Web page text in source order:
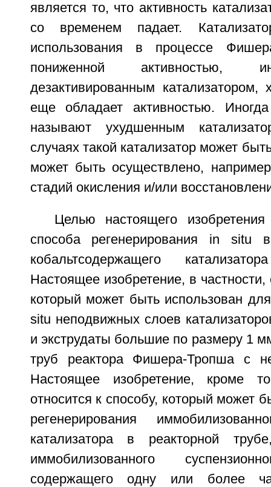
является то, что активность
со временем падает.
использования в процессе
пониженной активностью,
дезактивированным
еще обладает активностью. Иногда
называют ухудшенным
случаях такой катализатор может
может быть осуществлено,
стадий окисления и/или
Целью настоящего
способа регенерирования in situ
кобальтсодержащего
Настоящее изобретение, в частности,
который может быть использован
situ неподвижных слоев
и экструдаты большие по размеру 1
труб реактора Фишера-Тропша с
Настоящее изобретение, кроме
относится к способу, который может
регенерирования
катализатора в реакторной
иммобилизованного
содержащего одну или более